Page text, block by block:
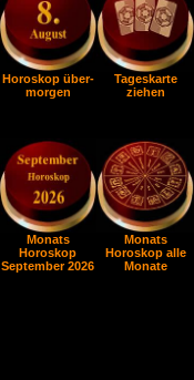
Horoskop über-
morgen
Tageskarte
ziehen
Monats
Horoskop
September 2026
Monats
Horoskop alle
Monate